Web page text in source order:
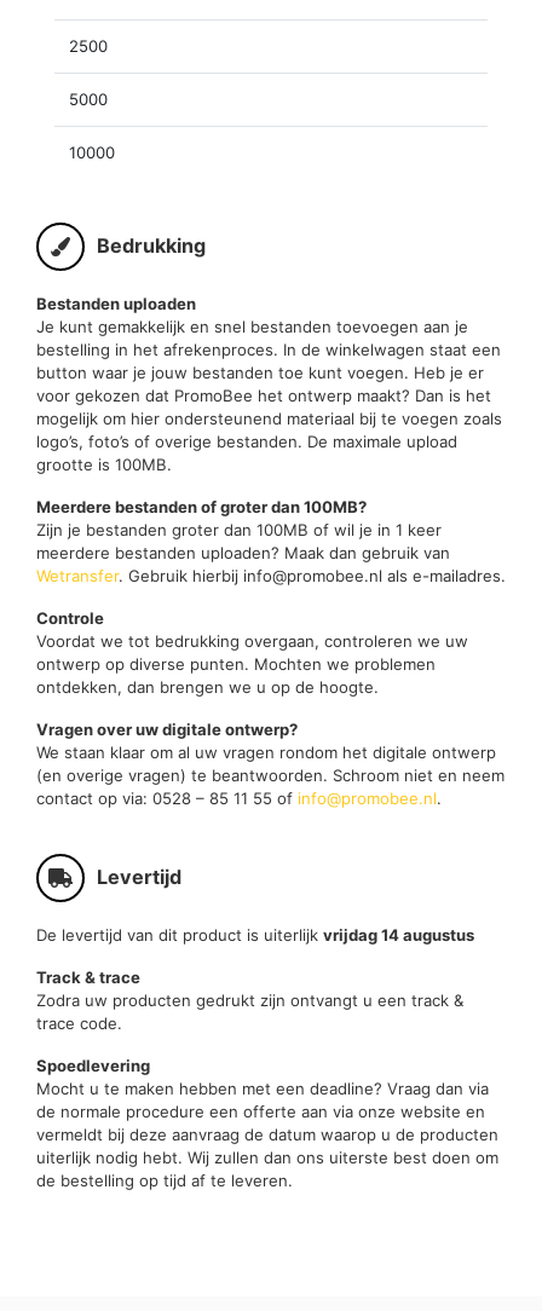
2500
5000
10000
Bedrukking
Bestanden uploaden
Je kunt gemakkelijk en snel bestanden toevoegen aan je
bestelling in het afrekenproces. In de winkelwagen staat een
button waar je jouw bestanden toe kunt voegen. Heb je er
voor gekozen dat PromoBee het ontwerp maakt? Dan is het
mogelijk om hier ondersteunend materiaal bij te voegen zoals
logo’s, foto’s of overige bestanden. De maximale upload
grootte is 100MB.
Meerdere bestanden of groter dan 100MB?
Zijn je bestanden groter dan 100MB of wil je in 1 keer
meerdere bestanden uploaden? Maak dan gebruik van
Wetransfer. Gebruik hierbij info@promobee.nl als e-mailadres.
Controle
Voordat we tot bedrukking overgaan, controleren we uw
ontwerp op diverse punten. Mochten we problemen
ontdekken, dan brengen we u op de hoogte.
Vragen over uw digitale ontwerp?
We staan klaar om al uw vragen rondom het digitale ontwerp
(en overige vragen) te beantwoorden. Schroom niet en neem
contact op via: 0528 – 85 11 55 of info@promobee.nl.
Levertijd
De levertijd van dit product is uiterlijk vrijdag 14 augustus
Track & trace
Zodra uw producten gedrukt zijn ontvangt u een track &
trace code.
Spoedlevering
Mocht u te maken hebben met een deadline? Vraag dan via
de normale procedure een offerte aan via onze website en
vermeldt bij deze aanvraag de datum waarop u de producten
uiterlijk nodig hebt. Wij zullen dan ons uiterste best doen om
de bestelling op tijd af te leveren.